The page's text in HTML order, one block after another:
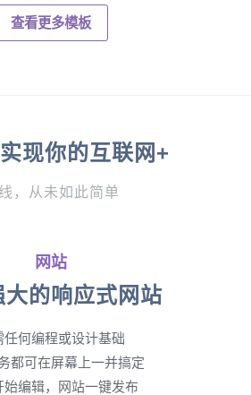
查看更多模板
现你的互联网+
线，从未如此简单
网站
大的响应式网站
任何编程或设计基础
都可在屏幕上一并搞定
始编辑，网站一键发布